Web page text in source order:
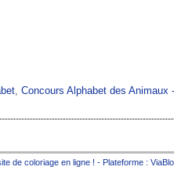
Concours Alphabet des Animaux
de coloriage en ligne ! - Plateforme :